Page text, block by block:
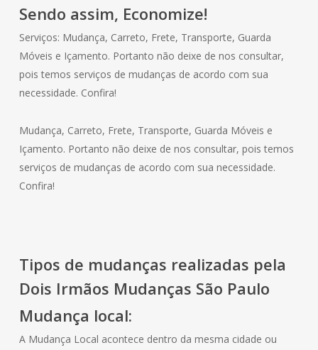
Sendo assim, Economize!
Serviços: Mudança, Carreto, Frete, Transporte, Guarda
Móveis e Içamento. Portanto não deixe de nos consultar,
pois temos serviços de mudanças de acordo com sua
necessidade. Confira!
Mudança, Carreto, Frete, Transporte, Guarda Móveis e
Içamento. Portanto não deixe de nos consultar, pois temos
serviços de mudanças de acordo com sua necessidade.
Confira!
Tipos de mudanças realizadas pela
Dois Irmãos Mudanças São Paulo
Mudança local:
A Mudança Local acontece dentro da mesma cidade ou